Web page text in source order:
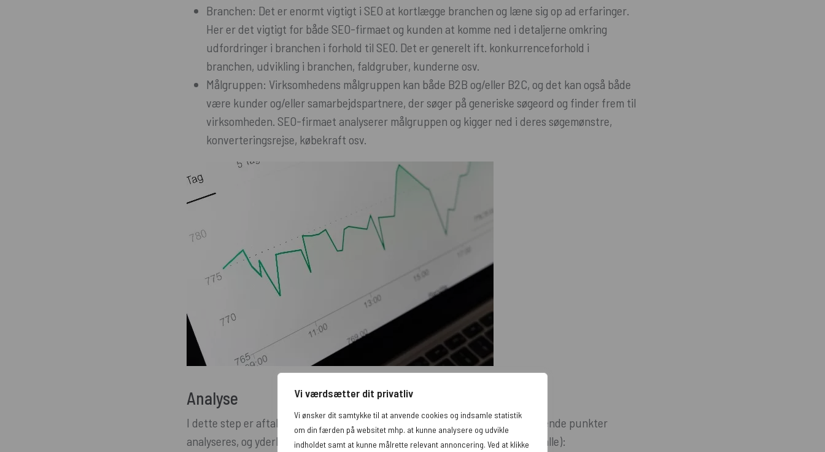
Vi værdsætter dit privatliv
Vi ønsker dit samtykke til at anvende cookies og indsamle statistik
om din færden på websitet mhp. at kunne analysere og udvikle
indholdet samt at kunne målrette relevant annoncering. Ved at klikke
Branchen: Det er enormt vigtigt i SEO at kortlægge branchen og læne sig op ad erfaringer.
Her er det vigtigt for både SEO-firmaet og kunden at komme ned i detaljerne omkring
udfordringer i branchen i forhold til SEO. Det er generelt ift. konkurrenceforhold i
branchen, udvikling i branchen, faldgruber, kunderne osv.
Målgruppen: Virksomhedens målgruppen kan både B2B og/eller B2C, og det kan også både
være kunder og/eller samarbejdspartnere, der søger på generiske søgeord og finder frem til
virksomheden. SEO-firmaet analyserer målgruppen og kigger ned i deres søgemønstre,
konverteringsrejse, købekraft osv.
Analyse
I dette step er aftalen indgået, og vi går dybere i analysepunkterne. Ovenstående punkter
analyseres, og yderligere analysepunkter kommer til (ikke nødvendigvis dem alle):